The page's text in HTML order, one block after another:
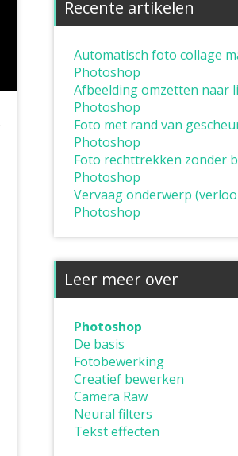
Recente artikelen
Automatisch foto collage
Photoshop
Afbeelding omzetten naar
Photoshop
Foto met rand van
Photoshop
Foto rechttrekken zonder
Photoshop
Vervaag onderwerp
Photoshop
Leer meer over
Photoshop
De basis
Fotobewerking
Creatief bewerken
Camera Raw
Neural filters
Tekst effecten